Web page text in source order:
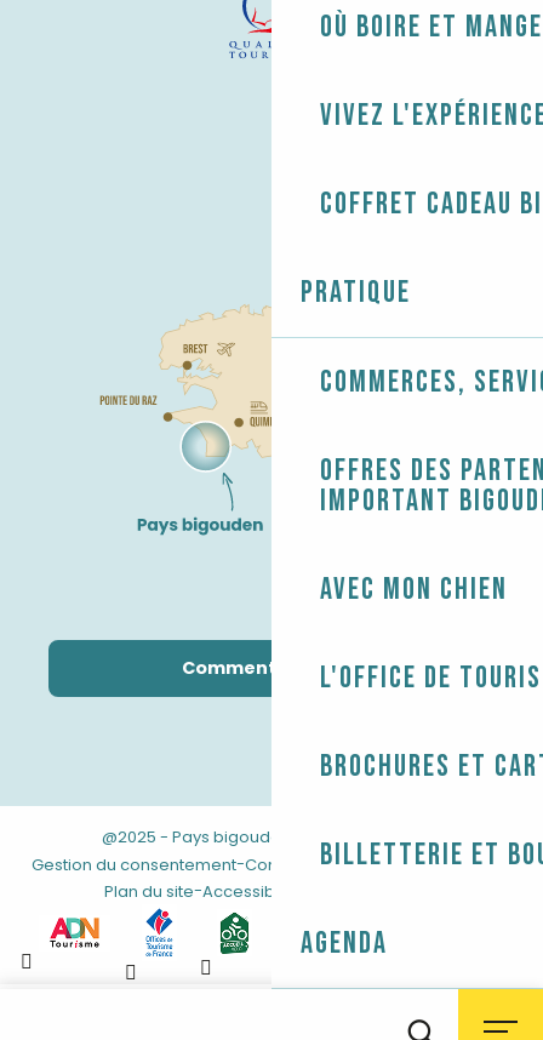
Où boire et
Vivez
Coffret cadeau
Pratique
Commerces,
Offres des
Important
Avec mon chien
L'Office de
Brochures et
Billetterie et
Agenda
Comment venir ?
@2025 - Pays bigouden Mentions légales
Gestion du consentement-Conditions générales de vente
-
Plan du site-Accessibilité : non conforme